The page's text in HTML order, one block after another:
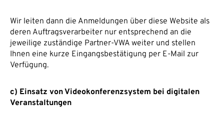
Wir leiten dann die Anmeldungen über diese Website als
deren Auftragsverarbeiter nur entsprechend an die
jeweilige zuständige Partner-VWA weiter und stellen
Ihnen eine kurze Eingangsbestätigung per E-Mail zur
Verfügung.
c) Einsatz von Videokonferenzsystem bei digitalen
Veranstaltungen